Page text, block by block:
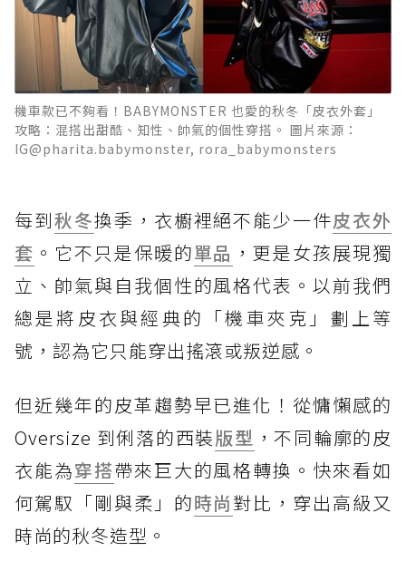
機車款已不夠看！BABYMONSTER 也愛的秋冬「皮衣外套」
攻略：混搭出甜酷、知性、帥氣的個性穿搭。 圖片來源：
IG@pharita.babymonster, rora_babymonsters
每到秋冬換季，衣櫥裡絕不能少一件皮衣外
套 。它不只是保暖的單品 ，更是女孩展現獨
立、帥氣與自我個性的風格代表。以前我們
總是將皮衣與經典的「機車夾克」劃上等
號，認為它只能穿出搖滾或叛逆感。
但近幾年的皮革趨勢早已進化！從慵懶感的
Oversize 到俐落的西裝版型 ，不同輪廓的皮
衣能為穿搭帶來巨大的風格轉換。快來看如
何駕馭「剛與柔」的時尚對比，穿出高級又
時尚的秋冬造型。